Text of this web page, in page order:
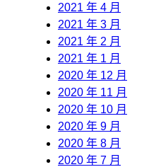
2021 年 4 月
2021 年 3 月
2021 年 2 月
2021 年 1 月
2020 年 12 月
2020 年 11 月
2020 年 10 月
2020 年 9 月
2020 年 8 月
2020 年 7 月